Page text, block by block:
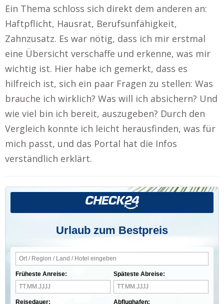
Ein Thema schloss sich direkt dem anderen an:
Haftpflicht, Hausrat, Berufsunfähigkeit,
Zahnzusatz. Es war nötig, dass ich mir erstmal
eine Übersicht verschaffe und erkenne, was mir
wichtig ist. Hier habe ich gemerkt, dass es
hilfreich ist, sich ein paar Fragen zu stellen: Was
brauche ich wirklich? Was will ich absichern? Und
wie viel bin ich bereit, auszugeben? Durch den
Vergleich konnte ich leicht herausfinden, was für
mich passt, und das Portal hat die Infos
verständlich erklärt.
Urlaub zum Bestpreis
Früheste Anreise:
Reisedauer:
Späteste Abreise:
Abflughafen: